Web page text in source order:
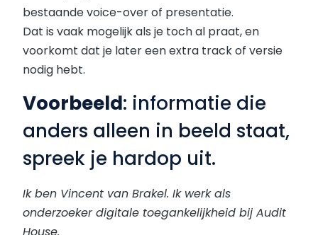
bestaande voice-over of presentatie.
Dat is vaak mogelijk als je toch al praat, en
voorkomt dat je later een extra track of versie
nodig hebt.
Voorbeeld: informatie die
anders alleen in beeld staat,
spreek je hardop uit.
Ik ben Vincent van Brakel. Ik werk als
onderzoeker digitale toegankelijkheid bij Audit
House.